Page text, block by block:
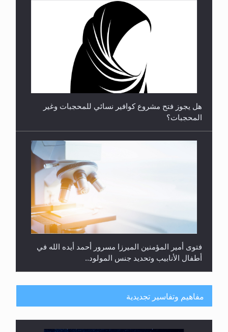
فتوى أمير المؤمنين الميرزا مسرور أحمد أيده الله في
هل من الصحيح أن ديّة المرأة المقتولة تساوي نصف ديّة
الرجل المقتول؟
مفاهيم وتفاسير تجديدية